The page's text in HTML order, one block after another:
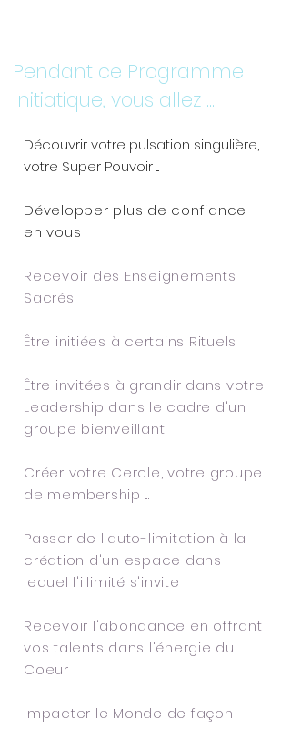
Pendant ce Programme
Initiatique, vous allez ...
Découvrir votre pulsation singulière,
votre Super Pouvoir ...
Développer plus de confiance
en vous
Recevoir des Enseignements
Sacrés
Être initiées à certains Rituels
Être invitées à grandir dans votre
Leadership dans le cadre d'un
groupe bienveillant
Créer votre Cercle, votre groupe
de membership ...
Passer de l'auto-limitation à la
création d'un espace dans
lequel l'illimité s'invite
Recevoir l'abondance en offrant
vos talents dans l'énergie du
Coeur
Impacter le Monde de façon